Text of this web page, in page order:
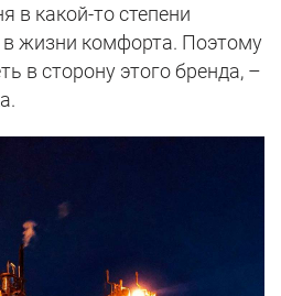
в какой-то степени
в жизни комфорта. Поэтому
в сторону этого бренда, –